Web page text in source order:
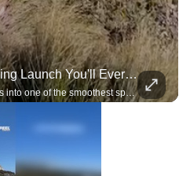
The Smoothest Speedflying Launch You'll Ever See
n epic mountain launch that turns into one of the smoothest speedflying flights you'll see